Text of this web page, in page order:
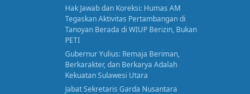
Hak Jawab dan Koreksi: Humas AM
Tegaskan Aktivitas Pertambangan di
Tanoyan Berada di WIUP Berizin, Bukan
PETI
Gubernur Yulius: Remaja Beriman,
Berkarakter, dan Berkarya Adalah
Kekuatan Sulawesi Utara
Jabat Sekretaris Garda Nusantara